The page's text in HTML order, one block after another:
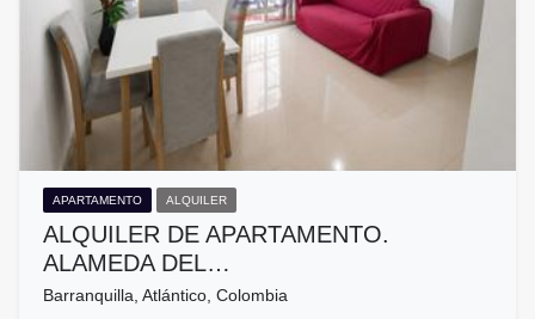
APARTAMENTO ALQUILER
ALQUILER DE APARTAMENTO.
ALAMEDA DEL…
Barranquilla, Atlántico, Colombia